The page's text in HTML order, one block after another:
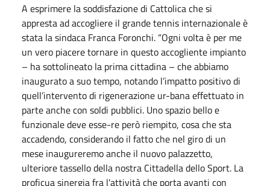
A esprimere la soddisfazione di Cattolica che si
appresta ad accogliere il grande tennis internazionale è
stata la sindaca Franca Foronchi. “Ogni volta è per me
un vero piacere tornare in questo accogliente impianto
– ha sottolineato la prima cittadina – che abbiamo
inaugurato a suo tempo, notando l’impatto positivo di
quell’intervento di rigenerazione ur-bana effettuato in
parte anche con soldi pubblici. Uno spazio bello e
funzionale deve esse-re però riempito, cosa che sta
accadendo, considerando il fatto che nel giro di un
mese inaugureremo anche il nuovo palazzetto,
ulteriore tassello della nostra Cittadella dello Sport. La
proficua sinergia fra l’attività che porta avanti con